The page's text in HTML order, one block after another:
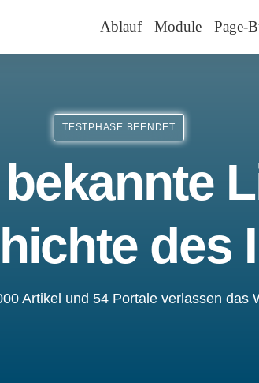
Ablauf Module Page-
TESTPHASE BEENDET
des
Artikel und 54 Portale verlassen das